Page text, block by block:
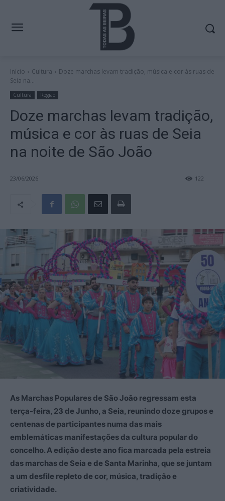
Início Cultura
Doze marchas levam tradição, música e cor às ruas de
Seia na...
Cultura Região
Doze marchas levam tradição,
música e cor às ruas de Seia
na noite de São João
23/06/2026 122
As Marchas Populares de São João regressam esta
terça-feira, 23 de Junho, a Seia, reunindo doze grupos e
centenas de participantes numa das mais
emblemáticas manifestações da cultura popular do
concelho. A edição deste ano fica marcada pela estreia
das marchas de Seia e de Santa Marinha, que se juntam
a um desfile repleto de cor, música, tradição e
criatividade.